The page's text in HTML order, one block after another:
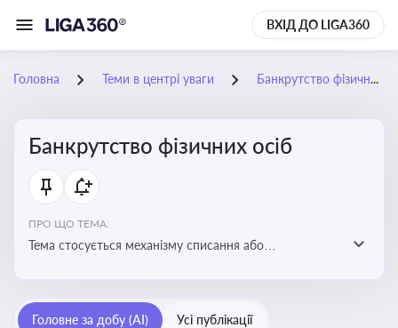
ВХІД ДО LIGA360
Головна Теми в центрі уваги Банкрутство фізичних осіб
Банкрутство фізичних осіб
ПРО ЩО ТЕМА:
Тема стосується механізму списання або
права як боржника, так і кредиторів
Головне за добу (AI) Усі публікації